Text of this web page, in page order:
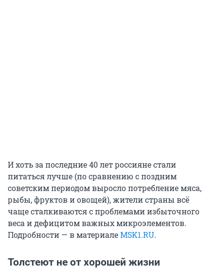
И хоть за последние 40 лет россияне стали
питаться лучше (по сравнению с поздним
советским периодом выросло потребление мяса,
рыбы, фруктов и овощей), жители страны всё
чаще сталкиваются с проблемами избыточного
веса и дефицитом важных микроэлементов.
Подробности — в материалеMSK1.RU.
Толстеют не от хорошей жизни